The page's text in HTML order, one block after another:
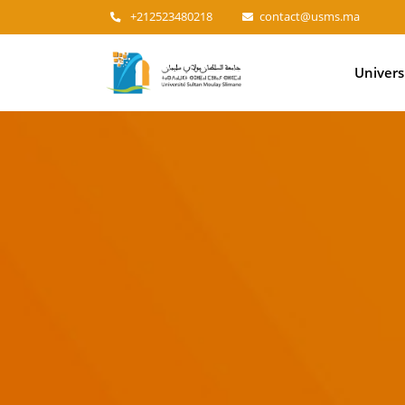
+212523480218 contact@usms.ma
navigation